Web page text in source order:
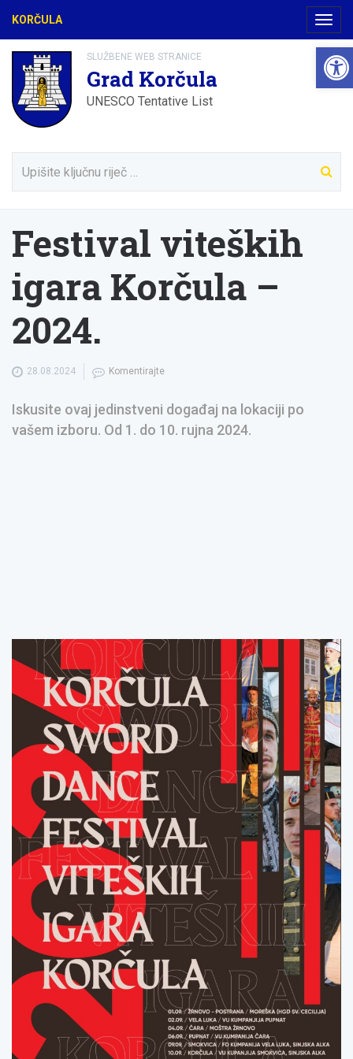
KORČULA
SLUŽBENE WEB STRANICE
Grad Korčula
UNESCO Tentative List
Festival viteških
igara Korčula –
2024.
28.08.2024 Komentirajte
Iskusite ovaj jedinstveni događaj na lokaciji po
vašem izboru. Od 1. do 10. rujna 2024.